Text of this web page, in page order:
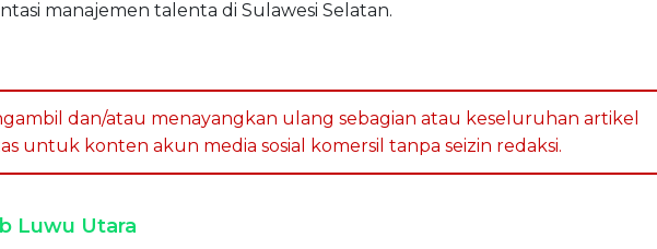
manajemen talenta di Sulawesi Selatan.
dan/atau menayangkan ulang sebagian atau keseluruhan artikel
untuk konten akun media sosial komersil tanpa seizin redaksi.
Luwu Utara